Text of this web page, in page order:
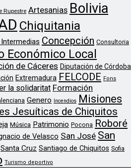
Rupestre Artesanias Bolivia
Chiquitania
Concepción Consultoria
Económico Local
de Cáceres Diputación de Córdoba
Extremadura FELCODE Fons
la solidaritat Formación
Genero Incendios
Misiones
Jesuíticas de Chiquitos
Música Patrimonio Pocona Roboré
de Velasco San José San
Santa Cruz Santiago de Chiquitos Sofia
Turismo deportivo